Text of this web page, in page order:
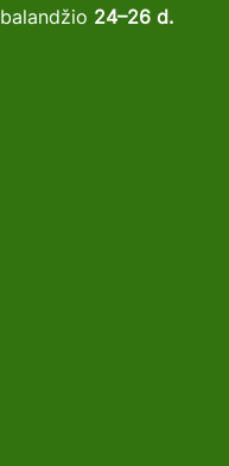
balandžio 24–26 d.